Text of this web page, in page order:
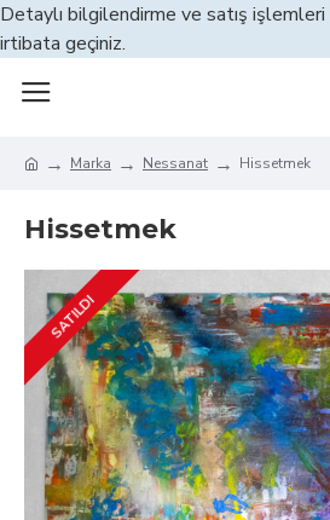
Detaylı bilgilendirme ve satış
irtibata geçiniz.
Marka Nessanat Hissetmek
Hissetmek
SATILDI